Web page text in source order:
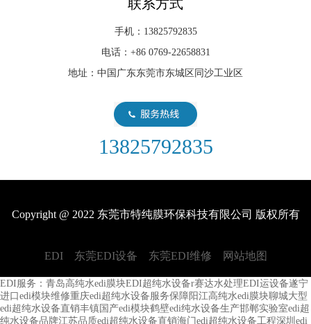
联系方式
手机：13825792835
电话：+86 0769-22658831
地址：中国广东东莞市东城区同沙工业区
13825792835
Copyright @ 2022 东莞市特纯膜环保科技有限公司 版权所有
EDI 东莞EDI设备 东莞EDI维修 网站地图
EDI服务： 青岛高纯水edi膜块EDI超纯水设备r赛达水处理EDI运设备遂宁
进口edi模块维修重庆edi超纯水设备服务保障阳江高纯水edi膜块聊城大型
edi超纯水设备直销丰镇国产edi模块鹤壁edi纯水设备生产邯郸实验室edi超
纯水设备品牌江苏品质edi超纯水设备直销海门edi超纯水设备工程深圳edi